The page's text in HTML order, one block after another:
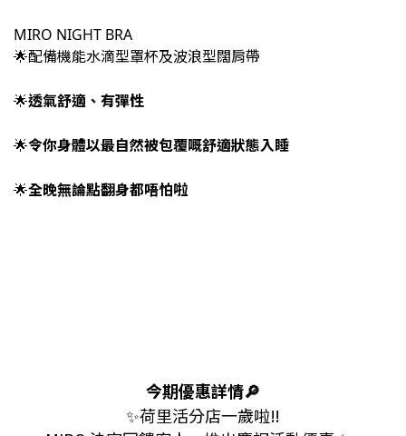
MIRO NIGHT BRA
🌟配備機能水滴型罩杯及波浪型闊肩帶
🌟透氣舒適、有彈性
🌟令你身體以最自然被包覆嘅舒適狀態入睡
🌟全晚無論點翻身都唔怕啦
今期優惠詳情🔎
✨荷里活分店一歲啦‼️